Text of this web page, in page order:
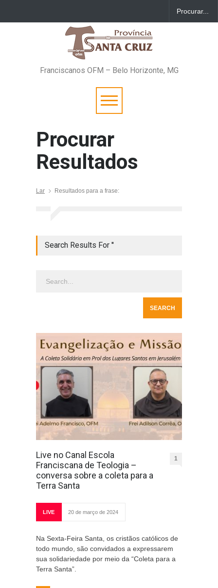
Franciscanos OFM – Belo Horizonte, MG
Procurar
Resultados
Lar Resultados para a frase:
Search Results For ''
Live no Canal Escola
Franciscana de Teologia –
conversa sobre a coleta para a
Terra Santa
1
LIVE 20 de março de 2024
Na Sexta-Feira Santa, os cristãos católicos de
todo mundo, são convidados a expressarem
sua solidariedade por meio da “Coleta para a
Terra Santa”.